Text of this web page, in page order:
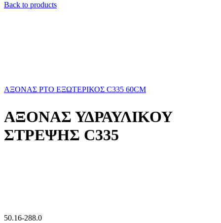
Back to products
ΑΞΟΝΑΣ ΡΤΟ ΕΞΩΤΕΡΙΚΟΣ C335 60CM
ΑΞΟΝΑΣ ΥΔΡΑΥΛΙΚΟΥ
ΣΤΡΕΨΗΣ C335
50.16-288.0